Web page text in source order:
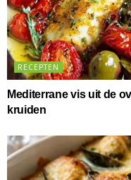
RECEPTEN
Mediterrane vis uit de
kruiden